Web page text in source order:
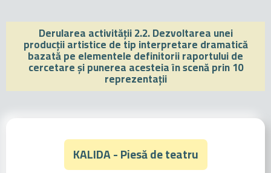
Derularea activității 2.2. Dezvoltarea unei
producții artistice de tip interpretare dramatică
bazată pe elementele definitorii raportului de
cercetare și punerea acesteia în scenă prin 10
reprezentații
KALIDA - Piesă de teatru